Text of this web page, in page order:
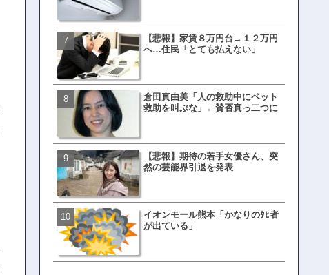
【悲報】家賃８万円台→１２万円
へ…住民「とても払えない」
倉田真由美「人の救助中にペット
救助を叫ぶな」←賛否真っ二つに
【悲報】期待の若手女優さん、突
然の芸能界引退を発表
イオンモール熊本「かなりのﾀﾋ者
が出ている」
福岡テレビ局にとんでもな
アナが入社してしまうｗｗｗ
【衝撃】三笘が事故った時
てた車ってさ…←これw w
有吉「うまくても絶対に行
ない店」がこちら…ネット
母親「息子の借りた本が心